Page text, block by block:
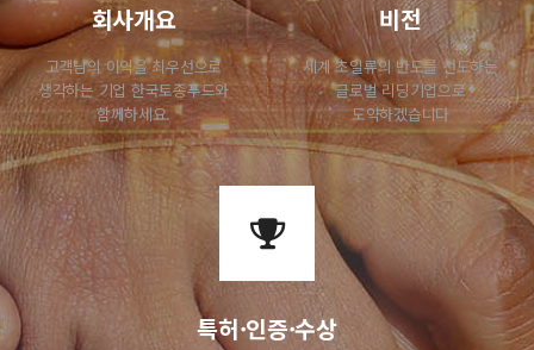
회사개요
고객님의 이익을 최우선으로
생각하는 기업 한국토종푸드와
함께하세요.
비전
세계 초일류의 반도를 선도하는
글로벌 리딩기업으로
도약하겠습니다
특허·인증·수상